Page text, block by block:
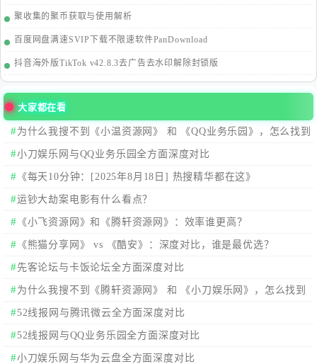
聚收集的聚币获取与使用解析
百度网盘满速SVIP下载不限速软件PanDownload
抖音海外版TikTok v42.8.3去广告去水印解除封锁版
大家都在看
为什么我搜不到《小温资源网》 和 《QQ业务乐园》，怎么找到
这两个站点。
小刀娱乐网与QQ业务乐园全方面深度对比
《每天10分钟：[2025年8月18日] 热搜精华都在这》
运钞大劫案电影有什么看点？
《小飞资源网》和《腾轩资源网》：效率谁更高？
《熊猫分享网》 vs 《酷安》：深度对比，谁是最优选？
先客论坛与卡饭论坛全方面深度对比
为什么我搜不到《腾轩资源网》 和 《小刀娱乐网》，怎么找到
这两个站点。
52线报网与腾讯微云全方面深度对比
52线报网与QQ业务乐园全方面深度对比
小刀娱乐网与华为云盘全方面深度对比